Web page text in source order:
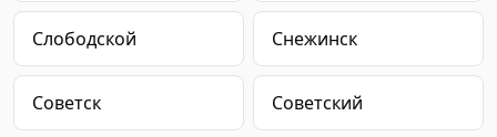
Слободской Снежинск
Советск Советский